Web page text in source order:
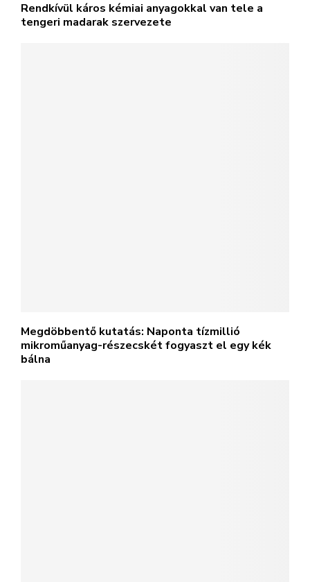
Rendkívül káros kémiai anyagokkal van tele a
tengeri madarak szervezete
Megdöbbentő kutatás: Naponta tízmillió
mikroműanyag-részecskét fogyaszt el egy kék
bálna